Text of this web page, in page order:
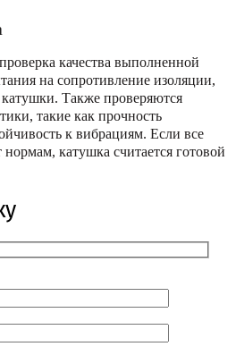
качества выполненной
на сопротивление изоляции,
Также проверяются
такие как прочность
к вибрациям. Если все
катушка считается готовой